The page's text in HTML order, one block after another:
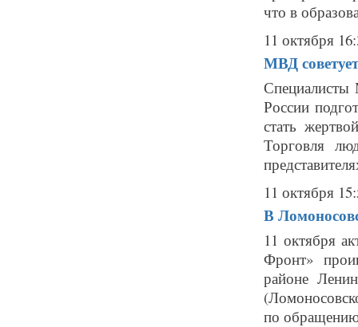
что в
11 октября
МВД
России
стать
Торговля
11 октября
В
11 октября
Фронт»
районе
по